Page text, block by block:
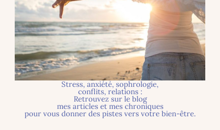
Stress, anxiété, sophrologie,
conflits, relations :
Retrouvez sur le blog
mes articles et mes chroniques
pour vous donner des pistes vers votre bien-être.